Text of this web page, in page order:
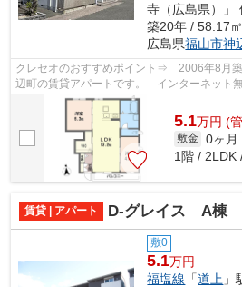
寺（広島県）」
築20年 / 58.17㎡
広島県福山市神
クレセオのおすすめポイント⇒ 2006年8月
辺町の賃貸アパートです。 インターネット
です！ 徒歩約10分のところにはコンビ...
5.1万円 (
敷金 0ヶ月
1階 / 2LDK
賃貸 | アパート D-グレイス A棟
敷0
5.1万円
福塩線 「道上